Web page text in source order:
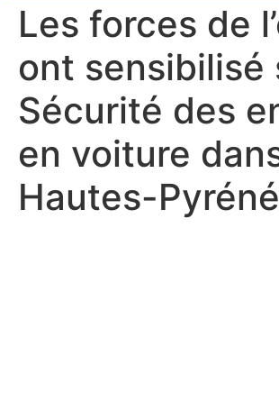
Les forces de
ont sensibilisé
Sécurité des
en voiture
Hautes-